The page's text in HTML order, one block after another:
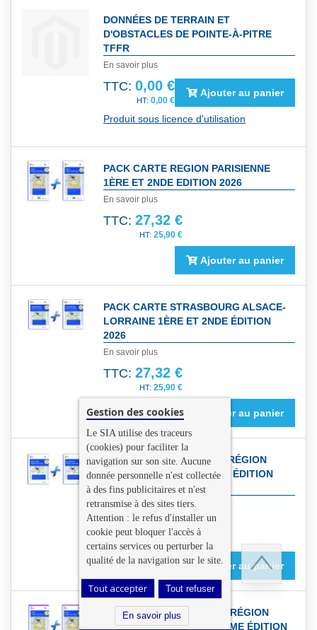
DONNÉES DE TERRAIN ET
D'OBSTACLES DE POINTE-À-PITRE
TFFR
En savoir plus
TTC: 0,00 €
0,00 €
Ajouter au panier
Produit sous licence d'utilisation
PACK CARTE REGION PARISIENNE
1ÈRE ET 2NDE EDITION 2026
En savoir plus
TTC: 27,32 €
25,90 €
Ajouter au panier
PACK CARTE STRASBOURG ALSACE-
LORRAINE 1ÈRE ET 2NDE ÉDITION
2026
En savoir plus
TTC: 27,32 €
25,90 €
Ajouter au panier
PACK CARTE TOULOUSE RÉGION
OCCITANIE 1ÈRE ET 2NDE ÉDITION
2026
En savoir plus
TTC: 27,32 €
Ajouter au panier
PACK CARTE PLASTIFIÉE RÉGION
PARISIENNE – 1ÈRE ET 2ÈME ÉDITION
haut
Gestion des cookies
Le SIA utilise des traceurs
(cookies) pour faciliter la
navigation sur son site. Aucune
donnée personnelle n'est collectée
à des fins publicitaires et n'est
retransmise à des sites tiers.
Attention : le refus d'installer un
cookie peut bloquer l'accès à
certains services ou perturber la
qualité de la navigation sur le site.
Tout accepter Tout refuser
En savoir plus